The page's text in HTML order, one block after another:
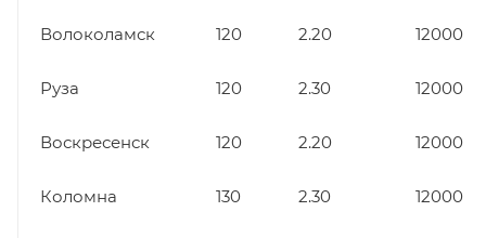
Волоколамск 120 2.20 12000
Руза 120 2.30 12000
Воскресенск 120 2.20 12000
Коломна 130 2.30 12000